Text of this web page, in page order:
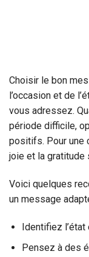
Choisir le bon
l’occasion et de
vous adressez.
période difficile,
positifs. Pour une
joie et la gratitude
Voici quelques
un message
Identifiez l’état
Pensez à des